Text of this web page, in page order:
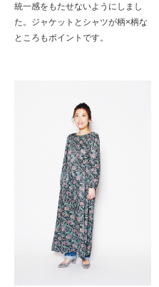
統一感をもたせないようにしまし
た。ジャケットとシャツが柄×柄な
ところもポイントです。